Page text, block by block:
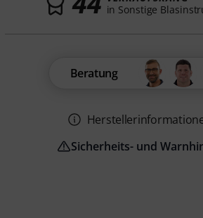
in Sonstige
Beratung
Sicherheits- und